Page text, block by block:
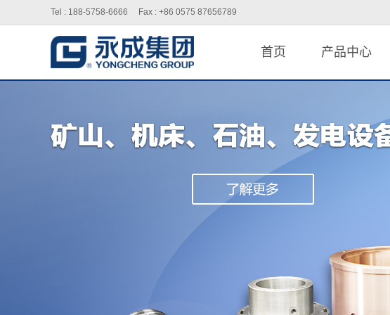
Tel : 188-5758-6666 Fax : +86 0575 87656789
首页 产品中心